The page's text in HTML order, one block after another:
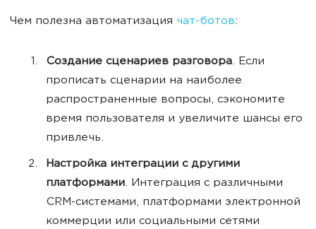
Чем полезна автоматизация чат-ботов:
Создание сценариев разговора. Если
прописать сценарии на наиболее
распространенные вопросы, сэкономите
время пользователя и увеличите шансы его
привлечь.
Настройка интеграции с другими
платформами. Интеграция с различными
CRM-системами, платформами электронной
коммерции или социальными сетями